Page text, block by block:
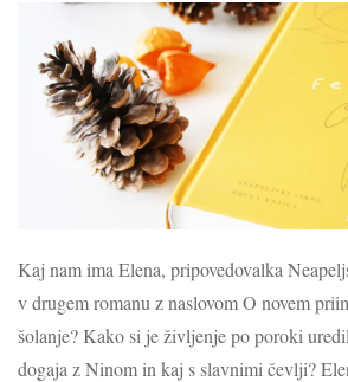
Kaj nam ima Elena, pripovedovalka
v drugem romanu z naslovom O novem
šolanje? Kako si je življenje po poroki
dogaja z Ninom in kaj s slavnimi čevlji?